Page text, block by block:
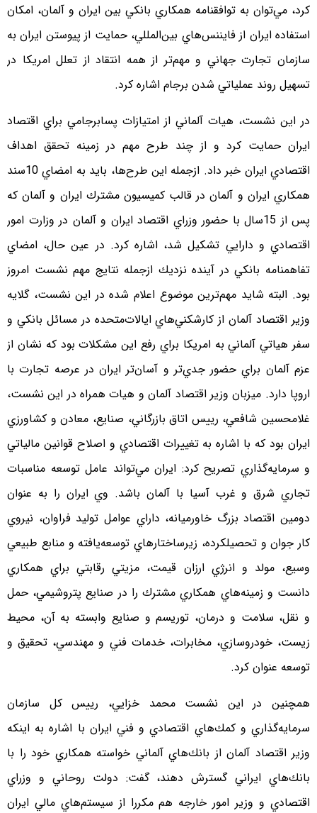
كرد، مي‌توان به توافقنامه همكاري بانكي بين ايران و آلمان، امكان
استفاده ايران از فايننس‌هاي بين‌المللي، حمايت از پيوستن ايران به
سازمان تجارت جهاني و مهم‌تر از همه انتقاد از تعلل امريكا در
تسهيل روند عملياتي شدن برجام اشاره كرد.
در اين نشست، هيات آلماني از امتيازات پسابرجامي براي اقتصاد
ايران حمايت كرد و از چند طرح مهم در زمينه تحقق اهداف
اقتصادي ايران خبر داد. ازجمله اين طرح‌ها، بايد به امضاي 10سند
همكاري ايران و آلمان در قالب كميسيون مشترك ايران و آلمان كه
پس از 15سال با حضور وزراي اقتصاد ايران و آلمان در وزارت امور
اقتصادي و دارايي تشكيل شد، اشاره كرد. در عين حال، امضاي
تفاهمنامه بانكي در آينده نزديك ازجمله نتايج مهم نشست امروز
بود. البته شايد مهم‌ترين موضوع اعلام شده در اين نشست، گلايه
وزير اقتصاد آلمان از كارشكني‌هاي ايالات‌متحده در مسائل بانكي و
سفر هياتي آلماني به امريكا براي رفع اين مشكلات بود كه نشان از
عزم آلمان براي حضور جدي‌تر و آسان‌تر ايران در عرصه تجارت با
اروپا دارد. ميزبان وزير اقتصاد آلمان و هيات همراه در اين نشست،
غلامحسين شافعي، رييس اتاق بازرگاني، صنايع، معادن و كشاورزي
ايران بود كه با اشاره به تغييرات اقتصادي و اصلاح قوانين مالياتي
و سرمايه‌گذاري تصريح كرد: ايران مي‌تواند عامل توسعه مناسبات
تجاري شرق و غرب آسيا با آلمان باشد. وي ايران را به عنوان
دومين اقتصاد بزرگ خاورميانه، داراي عوامل توليد فراوان، نيروي
كار جوان و تحصيلكرده، زيرساختارهاي توسعه‌يافته و منابع طبيعي
وسيع، مولد و انرژي ارزان قيمت، مزيتي رقابتي براي همكاري
دانست و زمينه‌هاي همكاري مشترك را در صنايع پتروشيمي، حمل
و نقل، سلامت و درمان، توريسم و صنايع وابسته به آن، محيط
زيست، خودروسازي، مخابرات، خدمات فني و مهندسي، تحقيق و
توسعه عنوان كرد.
همچنين در اين نشست محمد خزايي، رييس كل سازمان
سرمايه‌گذاري و كمك‌هاي اقتصادي و فني ايران با اشاره به اينكه
وزير اقتصاد آلمان از بانك‌هاي آلماني خواسته‌ همكاري خود را با
بانك‌هاي ايراني گسترش دهند، گفت: دولت روحاني و وزراي
اقتصادي و وزير امور خارجه هم مكررا از سيستم‌هاي مالي ايران